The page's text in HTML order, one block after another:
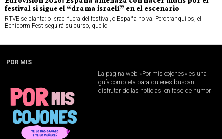
festival si sigue el “drama israelí” en el escenario
RTVE se planta: o Israel fuera del festival, o España no va. Pero tranquilos, el
Benidorm Fest seguirá su curso, que lo
POR MIS
La página web «Por mis cojones» es una
guía completa para quienes buscan
disfrutar de las noticias, en fase de humor.